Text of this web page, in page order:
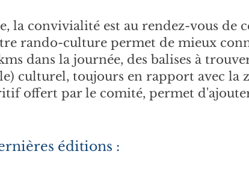
la convivialité est au rendez-vous
rando-culture permet de mieux
dans la journée, des balises à
culturel, toujours en rapport avec la
offert par le comité, permet
éditions :